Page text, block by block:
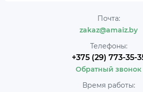
Почта:
zakaz@amaiz.by
Телефоны:
+375 (29) 773-35-
Обратный звонок
Время работы: